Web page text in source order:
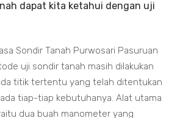
dapat kita ketahui dengan uji
Sondir Tanah Purwosari Pasuruan
uji sondir tanah masih dilakukan
titik tertentu yang telah ditentukan
tiap-tiap kebutuhanya. Alat utama
dua buah manometer yang